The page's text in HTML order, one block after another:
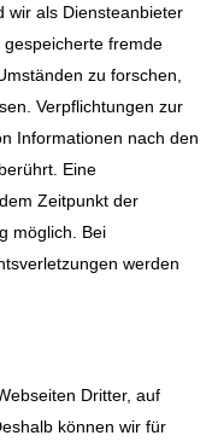
wir als Diensteanbieter
fremde
zu forschen,
Verpflichtungen zur
Informationen nach den
Eine
Zeitpunkt der
möglich. Bei
werden
Dritter, auf
können wir für